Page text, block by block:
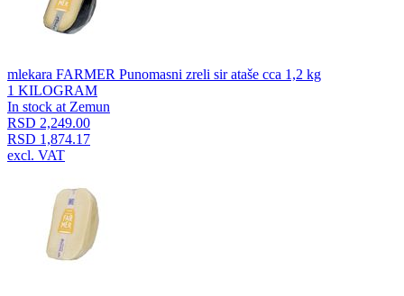
mlekara FARMER Punomasni zreli sir ataše cca 1,2 kg
1 KILOGRAM
In stock at Zemun
RSD 2,249.00
RSD 1,874.17
excl. VAT